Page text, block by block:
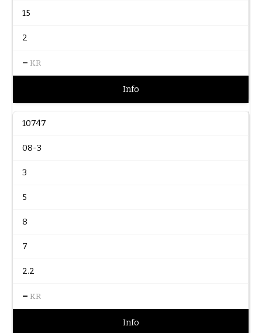
15
2
– KR
Info
10747
08-3
3
5
8
7
2.2
– KR
Info